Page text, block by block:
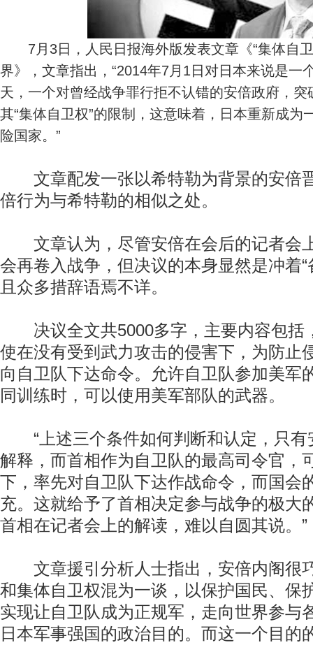
7月3日，人民日报海外版发表文章《“集体自卫
界》，文章指出，“2014年7月1日对日本来说是一
天，一个对曾经战争罪行拒不认错的安倍政府，
其“集体自卫权”的限制，这意味着，日本重新成为
险国家。”
文章配发一张以希特勒为背景的安倍
倍行为与希特勒的相似之处。
文章认为，尽管安倍在会后的记者会
会再卷入战争，但决议的本身显然是冲着“
且众多措辞语焉不详。
决议全文共5000多字，主要内容包括
使在没有受到武力攻击的侵害下，为防止
向自卫队下达命令。允许自卫队参加美军
同训练时，可以使用美军部队的武器。
“上述三个条件如何判断和认定，只有
解释，而首相作为自卫队的最高司令官，
下，率先对自卫队下达作战命令，而国会
充。这就给予了首相决定参与战争的极大
首相在记者会上的解读，难以自圆其说。”
文章援引分析人士指出，安倍内阁很
和集体自卫权混为一谈，以保护国民、保
实现让自卫队成为正规军，走向世界参与
日本军事强国的政治目的。而这一个目的